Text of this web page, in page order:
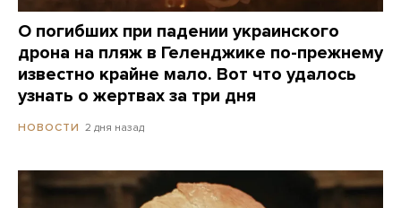
О погибших при падении украинского
дрона на пляж в Геленджике по-прежнему
известно крайне мало. Вот что удалось
узнать о жертвах за три дня
НОВОСТИ 2 дня назад